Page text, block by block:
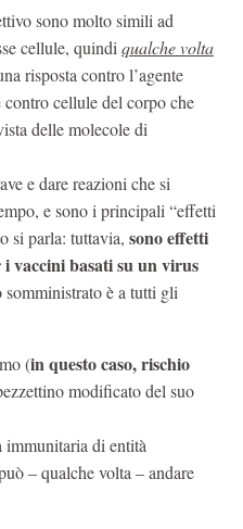
sono molto simili ad
cellule, quindi qualche volta
risposta contro l’agente
cellule del corpo che
delle molecole di
e dare reazioni che si
e sono i principali “effetti
si parla: tuttavia, sono effetti
vaccini basati su un virus
è a tutti gli
(in questo caso, rischio
modificato del suo
immunitaria di entità
– qualche volta – andare